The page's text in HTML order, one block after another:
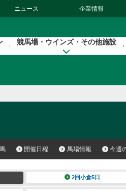
ニュース 企業情報
競馬場・ウインズ・その他施設
開催日程 馬場情報 今週
2回小倉5日